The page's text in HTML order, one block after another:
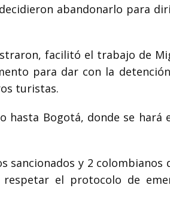
abandonarlo para
facilitó el trabajo de
para dar con la
turistas.
hasta Bogotá, donde se hará
sancionados y 2 colombianos
el protocolo de